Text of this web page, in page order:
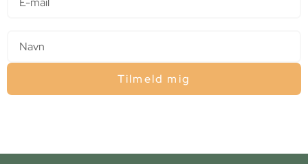
Tilmeld mig